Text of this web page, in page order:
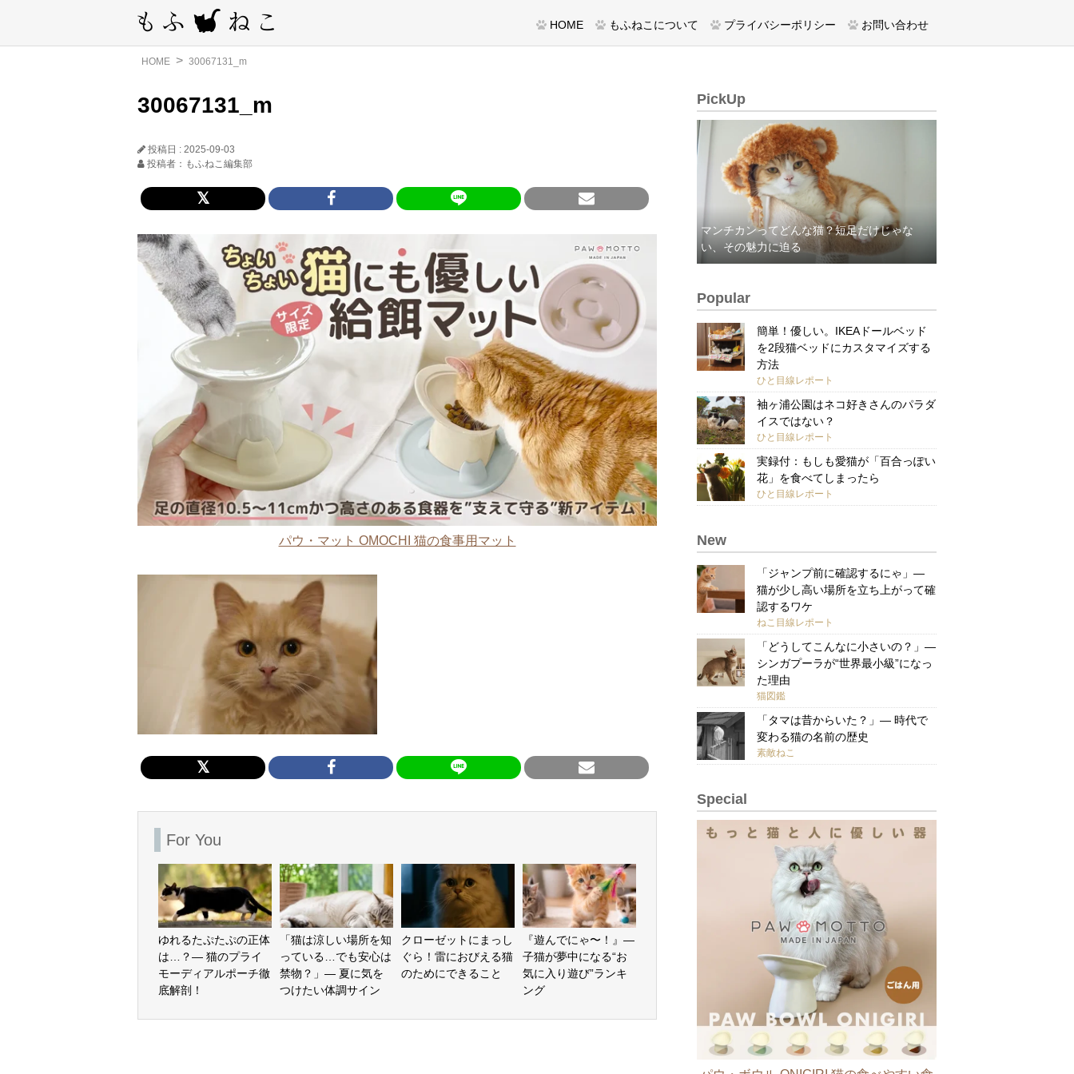
HOME もふねこについて プライバシーポリシー お問い合わせ
HOME 30067131_m
30067131_m
投稿日 : 2025-09-03
投稿者：もふねこ編集部
パウ・マット OMOCHI 猫の食事用マット
For You
ゆれるたぷたぷの正体
は…？— 猫のプライ
モーディアルポーチ徹
底解剖！
「猫は涼しい場所を知
っている…でも安心は
禁物？」— 夏に気を
つけたい体調サイン
クローゼットにまっし
ぐら！雷におびえる猫
のためにできること
『遊んでにゃ〜！』—
子猫が夢中になる“お
気に入り遊び”ランキ
ング
PickUp
マンチカンってどんな猫？短足だけじゃな
い、その魅力に迫る
Popular
簡単！優しい。IKEAドールベッド
を2段猫ベッドにカスタマイズする
方法
ひと目線レポート
袖ヶ浦公園はネコ好きさんのパラダ
イスではない？
ひと目線レポート
実録付：もしも愛猫が「百合っぽい
花」を食べてしまったら
ひと目線レポート
New
「ジャンプ前に確認するにゃ」—
猫が少し高い場所を立ち上がって確
認するワケ
ねこ目線レポート
「どうしてこんなに小さいの？」—
シンガプーラが“世界最小級”になっ
た理由
猫図鑑
「タマは昔からいた？」— 時代で
変わる猫の名前の歴史
素敵ねこ
Special